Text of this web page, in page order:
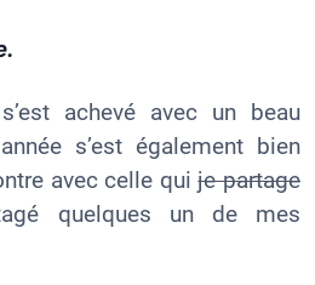
achevé avec un beau
s’est également bien
avec celle quije partage
quelques un de mes